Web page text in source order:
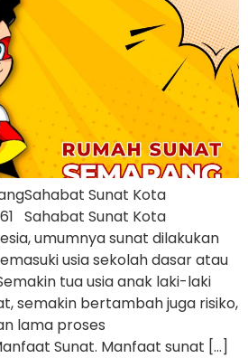
Sunat Kota
Sahabat Sunat Kota
umumnya sunat dilakukan
usia sekolah dasar atau
tua usia anak laki-laki
semakin bertambah juga risiko,
lama proses
Sunat. Manfaat sunat […]